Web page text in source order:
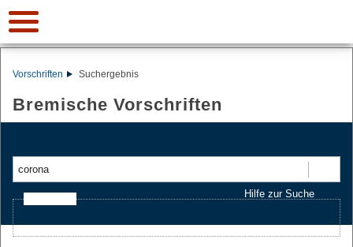
Vorschriften Suchergebnis
Bremische Vorschriften
Hilfe zur Suche